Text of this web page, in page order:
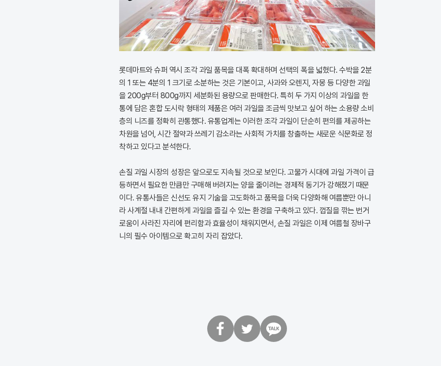
롯데마트와 슈퍼 역시 조각 과일 품목을 대폭 확대하며 선택의 폭을 넓혔다. 수박을 2분
의 1 또는 4분의 1 크기로 소분하는 것은 기본이고, 사과와 오렌지, 자몽 등 다양한 과일
을 200g부터 800g까지 세분화된 용량으로 판매한다. 특히 두 가지 이상의 과일을 한
통에 담은 혼합 도시락 형태의 제품은 여러 과일을 조금씩 맛보고 싶어 하는 소용량 소비
층의 니즈를 정확히 관통했다. 유통업계는 이러한 조각 과일이 단순히 편의를 제공하는
차원을 넘어, 시간 절약과 쓰레기 감소라는 사회적 가치를 창출하는 새로운 식문화로 정
착하고 있다고 분석한다.
손질 과일 시장의 성장은 앞으로도 지속될 것으로 보인다. 고물가 시대에 과일 가격이 급
등하면서 필요한 만큼만 구매해 버려지는 양을 줄이려는 경제적 동기가 강해졌기 때문
이다. 유통사들은 신선도 유지 기술을 고도화하고 품목을 더욱 다양화해 여름뿐만 아니
라 사계절 내내 간편하게 과일을 즐길 수 있는 환경을 구축하고 있다. 껍질을 깎는 번거
로움이 사라진 자리에 편리함과 효율성이 채워지면서, 손질 과일은 이제 여름철 장바구
니의 필수 아이템으로 확고히 자리 잡았다.